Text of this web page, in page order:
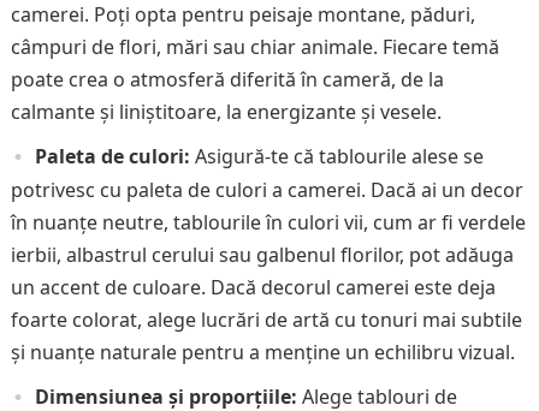
camerei. Poți opta pentru peisaje montane, păduri,
câmpuri de flori, mări sau chiar animale. Fiecare temă
poate crea o atmosferă diferită în cameră, de la
calmante și liniștitoare, la energizante și vesele.
Paleta de culori: Asigură-te că tablourile alese se
potrivesc cu paleta de culori a camerei. Dacă ai un decor
în nuanțe neutre, tablourile în culori vii, cum ar fi verdele
ierbii, albastrul cerului sau galbenul florilor, pot adăuga
un accent de culoare. Dacă decorul camerei este deja
foarte colorat, alege lucrări de artă cu tonuri mai subtile
și nuanțe naturale pentru a menține un echilibru vizual.
Dimensiunea și proporțiile: Alege tablouri de